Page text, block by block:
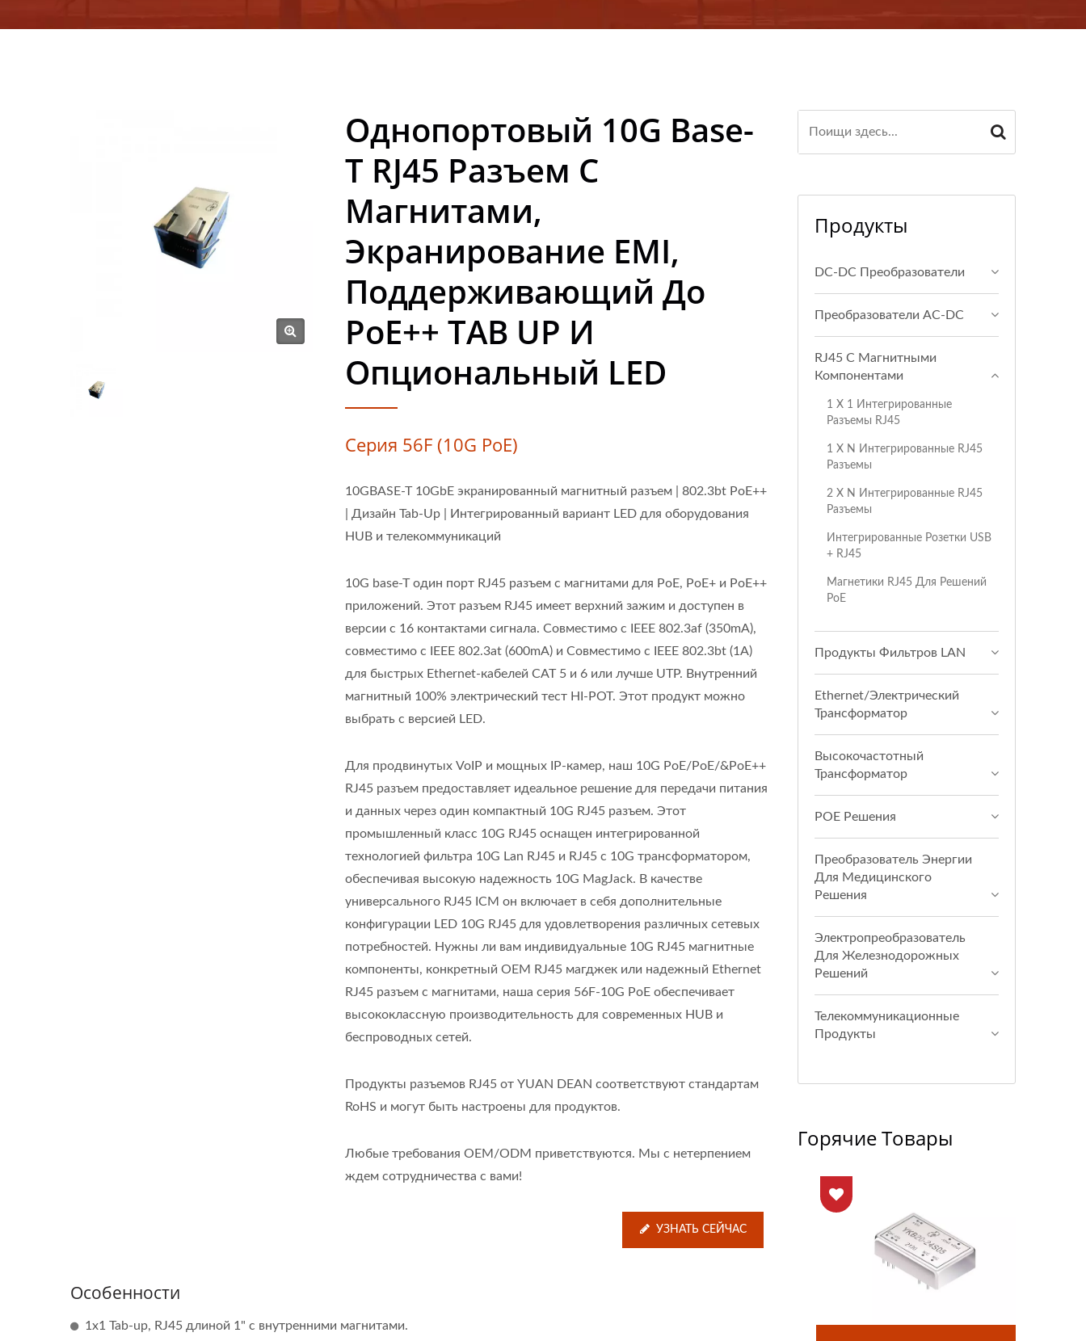
Однопортовый 10G Base-
T RJ45 Разъем С
Магнитами,
Экранирование EMI,
Поддерживающий До
PoE++ TAB UP И
Опциональный LED
Серия 56F (10G PoE)
10GBASE-T 10GbE экранированный магнитный разъем | 802.3bt PoE++
| Дизайн Tab-Up | Интегрированный вариант LED для оборудования
HUB и телекоммуникаций
10G base-T один порт RJ45 разъем с магнитами для PoE, PoE+ и PoE++
приложений. Этот разъем RJ45 имеет верхний зажим и доступен в
версии с 16 контактами сигнала. Совместимо с IEEE 802.3af (350mA),
совместимо с IEEE 802.3at (600mA) и Совместимо с IEEE 802.3bt (1A)
для быстрых Ethernet-кабелей CAT 5 и 6 или лучше UTP. Внутренний
магнитный 100% электрический тест HI-POT. Этот продукт можно
выбрать с версией LED.
Для продвинутых VoIP и мощных IP-камер, наш 10G PoE/PoE/&PoE++
RJ45 разъем предоставляет идеальное решение для передачи питания
и данных через один компактный 10G RJ45 разъем. Этот
промышленный класс 10G RJ45 оснащен интегрированной
технологией фильтра 10G Lan RJ45 и RJ45 с 10G трансформатором,
обеспечивая высокую надежность 10G MagJack. В качестве
универсального RJ45 ICM он включает в себя дополнительные
конфигурации LED 10G RJ45 для удовлетворения различных сетевых
потребностей. Нужны ли вам индивидуальные 10G RJ45 магнитные
компоненты, конкретный OEM RJ45 магджек или надежный Ethernet
RJ45 разъем с магнитами, наша серия 56F-10G PoE обеспечивает
высококлассную производительность для современных HUB и
беспроводных сетей.
Продукты разъемов RJ45 от YUAN DEAN соответствуют стандартам
RoHS и могут быть настроены для продуктов.
Любые требования OEM/ODM приветствуются. Мы с нетерпением
ждем сотрудничества с вами!
УЗНАТЬ СЕЙЧАС
Особенности
1x1 Tab-up, RJ45 длиной 1" с внутренними магнитами.
Продукты
DC-DC Преобразователи
Преобразователи AC-DC
RJ45 С Магнитными
Компонентами
1 X 1 Интегрированные
Разъемы RJ45
1 X N Интегрированные RJ45
Разъемы
2 X N Интегрированные RJ45
Разъемы
Интегрированные Розетки USB
+ RJ45
Магнетики RJ45 Для Решений
PoE
Продукты Фильтров LAN
Ethernet/Электрический
Трансформатор
Высокочастотный
Трансформатор
POE Решения
Преобразователь Энергии
Для Медицинского
Решения
Электропреобразователь
Для Железнодорожных
Решений
Телекоммуникационные
Продукты
Горячие Товары